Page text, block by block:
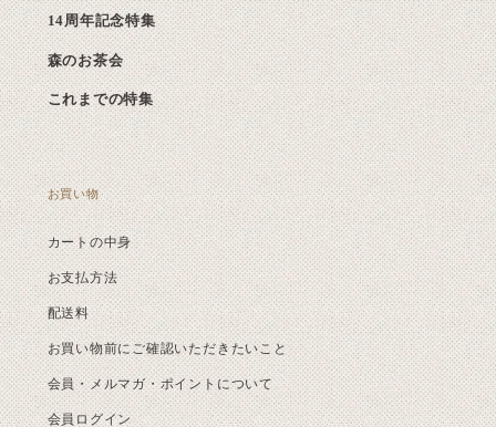
14周年記念特集
森のお茶会
これまでの特集
お買い物
カートの中身
お支払方法
配送料
お買い物前にご確認いただきたいこと
会員・メルマガ・ポイントについて
会員ログイン